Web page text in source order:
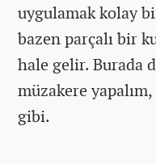
uygulamak kolay
bazen parçalı bir
hale gelir. Burada
müzakere
gibi.